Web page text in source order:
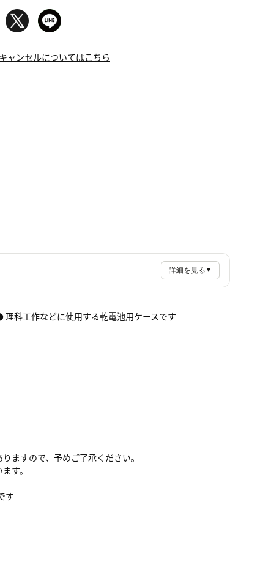
ャンセルについてはこちら
詳細を見る ▼
科工作などに使用する乾電池用ケースです
ますので、予めご了承ください。
す。
す